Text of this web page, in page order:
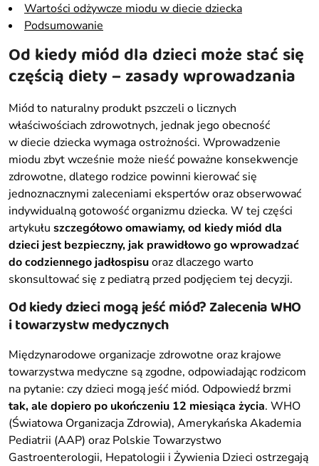
Wartości odżywcze miodu w diecie dziecka
Podsumowanie
Od kiedy miód dla dzieci może stać się
częścią diety – zasady wprowadzania
Miód to naturalny produkt pszczeli o licznych
właściwościach zdrowotnych, jednak jego obecność
w diecie dziecka wymaga ostrożności. Wprowadzenie
miodu zbyt wcześnie może nieść poważne konsekwencje
zdrowotne, dlatego rodzice powinni kierować się
jednoznacznymi zaleceniami ekspertów oraz obserwować
indywidualną gotowość organizmu dziecka. W tej części
artykułu szczegółowo omawiamy, od kiedy miód dla
dzieci jest bezpieczny, jak prawidłowo go wprowadzać
do codziennego jadłospisuoraz dlaczego warto
skonsultować się z pediatrą przed podjęciem tej decyzji.
Od kiedy dzieci mogą jeść miód? Zalecenia WHO
i towarzystw medycznych
Międzynarodowe organizacje zdrowotne oraz krajowe
towarzystwa medyczne są zgodne, odpowiadając rodzicom
na pytanie: czy dzieci mogą jeść miód. Odpowiedź brzmi
tak, ale dopiero po ukończeniu 12 miesiąca życia. WHO
(Światowa Organizacja Zdrowia), Amerykańska Akademia
Pediatrii (AAP) oraz Polskie Towarzystwo
Gastroenterologii, Hepatologii i Żywienia Dzieci ostrzegają